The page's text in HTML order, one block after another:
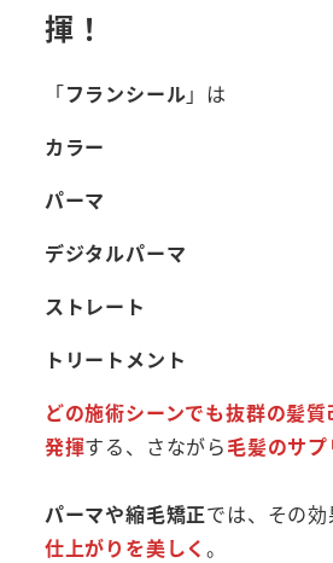
揮！
「フランシール」は
カラー
パーマ
デジタルパーマ
ストレート
トリートメント
どの施術シーンでも抜群の髪
発揮する、さながら毛髪のサ
パーマや縮毛矯正では、その効
仕上がりを美しく。